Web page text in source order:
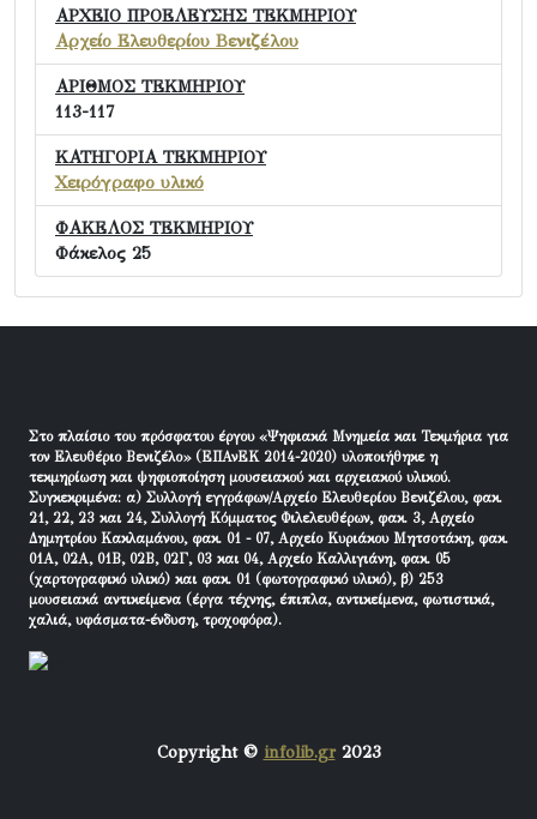
ΑΡΧΕΙΟ ΠΡΟΕΛΕΥΣΗΣ ΤΕΚΜΗΡΙΟΥ
Αρχείο Ελευθερίου Βενιζέλου
ΑΡΙΘΜΟΣ ΤΕΚΜΗΡΙΟΥ
113-117
ΚΑΤΗΓΟΡΙΑ ΤΕΚΜΗΡΙΟΥ
Χειρόγραφο υλικό
ΦΑΚΕΛΟΣ ΤΕΚΜΗΡΙΟΥ
Φάκελος 25
Στο πλαίσιο του πρόσφατου έργου «Ψηφιακά Μνημεία και Τεκμήρια για
τον Ελευθέριο Βενιζέλο» (ΕΠΑνΕΚ 2014-2020) υλοποιήθηκε η
τεκμηρίωση και ψηφιοποίηση μουσειακού και αρχειακού υλικού.
Συγκεκριμένα: α) Συλλογή εγγράφων/Αρχείο Ελευθερίου Βενιζέλου, φακ.
21, 22, 23 και 24, Συλλογή Κόμματος Φιλελευθέρων, φακ. 3, Αρχείο
Δημητρίου Κακλαμάνου, φακ. 01 - 07, Αρχείο Κυριάκου Μητσοτάκη, φακ.
01Α, 02Α, 01Β, 02Β, 02Γ, 03 και 04, Αρχείο Καλλιγιάνη, φακ. 05
(χαρτογραφικό υλικό) και φακ. 01 (φωτογραφικό υλικό), β) 253
μουσειακά αντικείμενα (έργα τέχνης, έπιπλα, αντικείμενα, φωτιστικά,
χαλιά, υφάσματα-ένδυση, τροχοφόρα).
Copyright © infolib.gr2023